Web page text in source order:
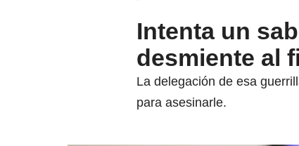
Intenta un
desmiente al
La delegación de esa
para asesinarle.